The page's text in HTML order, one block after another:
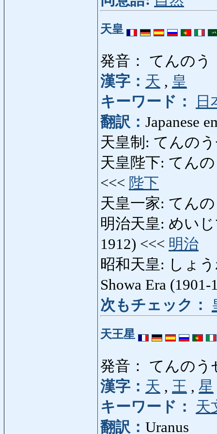
天皇
発音： てんのう
漢字： 天 , 皇
キーワード：
日
翻訳： Japanese
天皇制: てんの
天皇陛下: てん
<<< 陛下
天皇一家: てん
明治天皇: めい
1912) <<< 明治
昭和天皇: しょ
Showa Era
次もチェック：
天王星
発音： てんのう
漢字： 天 , 王 , 星
キーワード：
天
翻訳： Uranus